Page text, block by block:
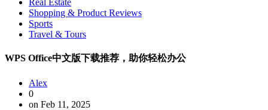
Real Estate
Shopping & Product Reviews
Sports
Travel & Tours
WPS Office中文版下载推荐，助你轻松办公
Alex
0
on Feb 11, 2025